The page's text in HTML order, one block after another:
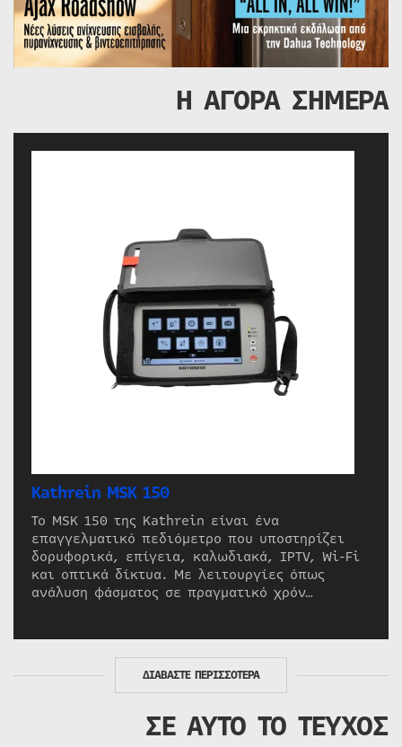
Η ΑΓΟΡΑ ΣΗΜΕΡΑ
Kathrein MSK 150
Το MSK 150 της Kathrein είναι ένα
επαγγελματικό πεδιόμετρο που υποστηρίζει
δορυφορικά, επίγεια, καλωδιακά, IPTV, Wi-Fi
και οπτικά δίκτυα. Με λειτουργίες όπως
ανάλυση φάσματος σε πραγματικό χρόν…
ΔΙΑΒΑΣΤΕ ΠΕΡΙΣΣΟΤΕΡΑ
ΣΕ ΑΥΤΟ ΤΟ ΤΕΥΧΟΣ